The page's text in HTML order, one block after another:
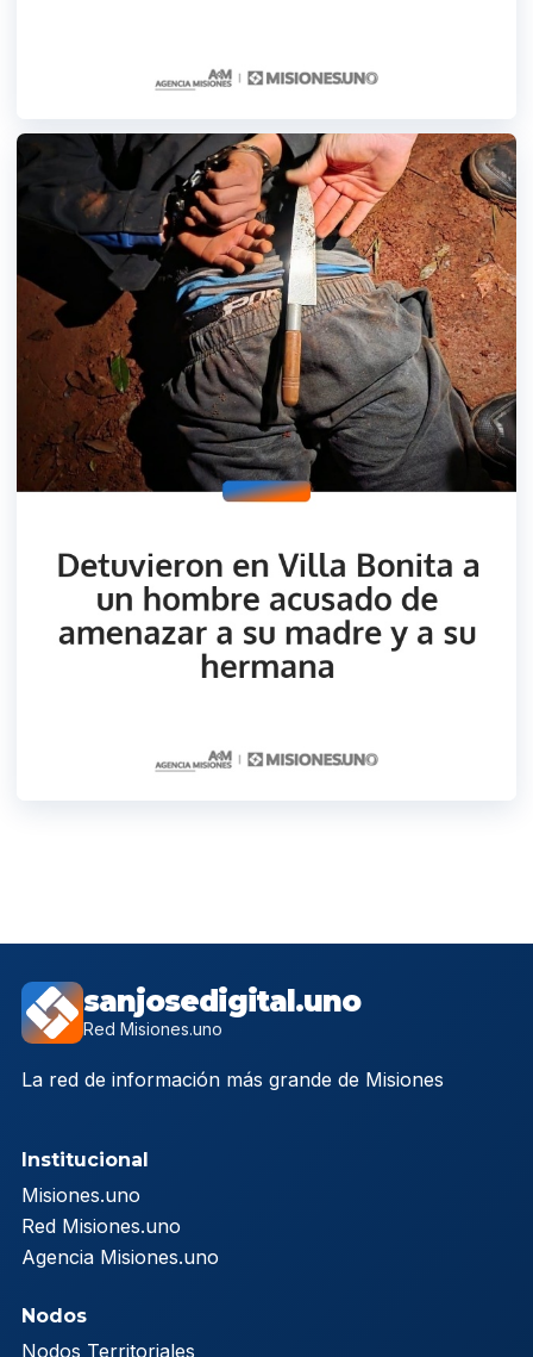
sanjosedigital.uno
Red Misiones.uno
La red de información más grande de Misiones
Institucional
Misiones.uno
Red Misiones.uno
Agencia Misiones.uno
Nodos
Nodos Territoriales